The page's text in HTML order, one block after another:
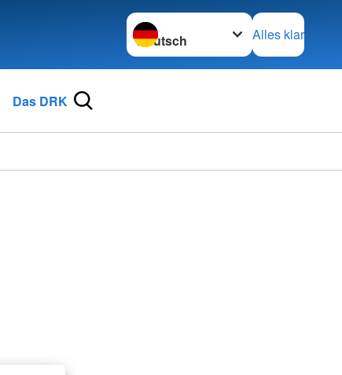
Sprache wechseln zu
Alles klar
Das DRK